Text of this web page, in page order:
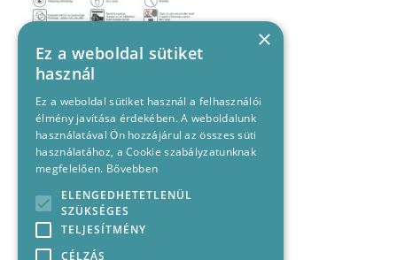
×
Ez a weboldal sütiket
használ
Ez a weboldal sütiket használ a felhasználói
élmény javítása érdekében. A weboldalunk
használatával Ön hozzájárul az összes süti
használatához, a Cookie szabályzatunknak
megfelelően. Bővebben
ELENGEDHETETLENÜL
SZÜKSÉGES
TELJESÍTMÉNY
CÉLZÁS